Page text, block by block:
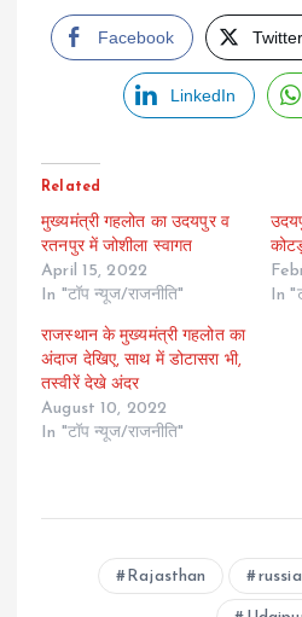
Facebook
LinkedIn
Related
मुख्यमंत्री गहलोत का उदयपुर व
रतनपुर में जोशीला स्वागत
April 15, 2022
In "टॉप न्यूज/राजनीति"
In
राजस्थान के मुख्यमंत्री गहलोत का
अंदाज दे​खिए, साथ में डोटासरा भी,
तस्वीरें देखे अंदर
August 10, 2022
In "टॉप न्यूज/राजनीति"
Rajasthan